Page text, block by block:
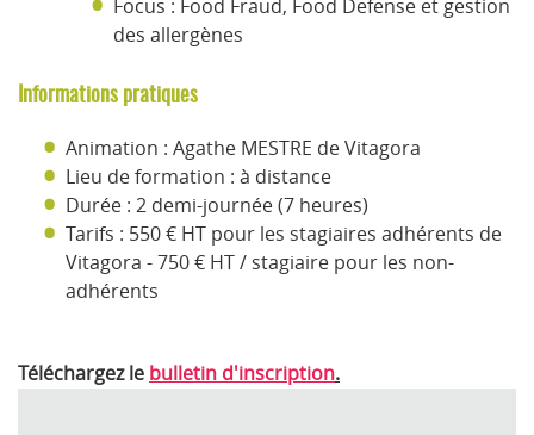
Focus : Food Fraud, Food Defense et gestion
des allergènes
Informations pratiques
Animation : Agathe MESTRE de Vitagora
Lieu de formation : à distance
Durée : 2 demi-journée (7 heures)
Tarifs : 550 € HT pour les stagiaires adhérents de
Vitagora - 750 € HT / stagiaire pour les non-
adhérents
Téléchargez le bulletin d'inscription.